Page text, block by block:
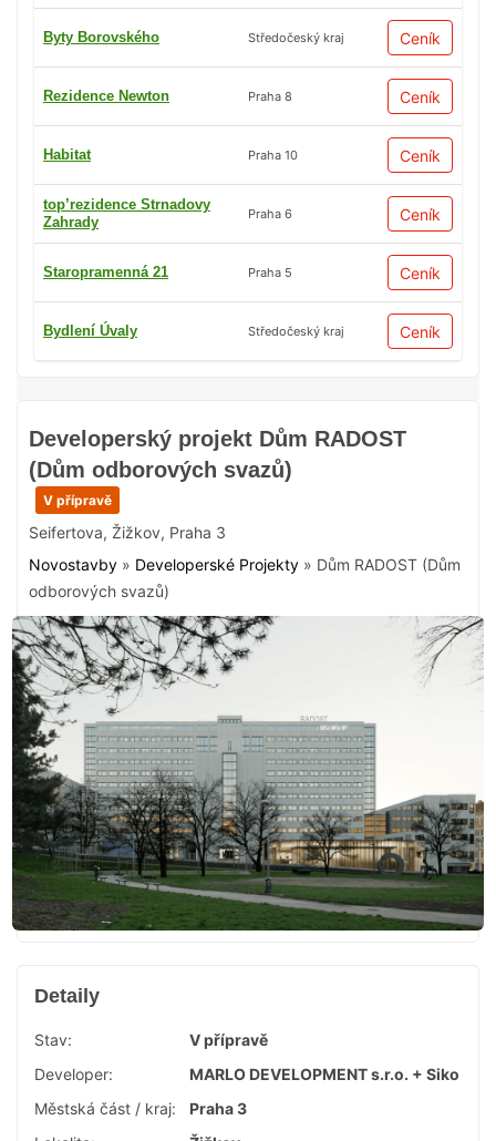
Developerský projekt Dům RADOST
(Dům odborových svazů)
V přípravě
Seifertova, Žižkov, Praha 3
Novostavby » Developerské Projekty » Dům RADOST (Dům
odborových svazů)
Byty Borovského Středočeský kraj Ceník
Rezidence Newton Praha 8 Ceník
Habitat Praha 10 Ceník
top’rezidence Strnadovy
Zahrady
Praha 6 Ceník
Staropramenná 21 Praha 5 Ceník
Bydlení Úvaly Středočeský kraj Ceník
Detaily
Stav:
V přípravě
Developer:
MARLO DEVELOPMENT s.r.o. + Siko
Městská část / kraj:
Praha 3